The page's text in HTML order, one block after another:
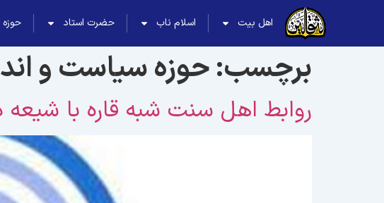
اهل بیت اسلام ناب حضرت استاد
برچسب:حوزه سیاست و
روابط اهل سنت شبه قاره با